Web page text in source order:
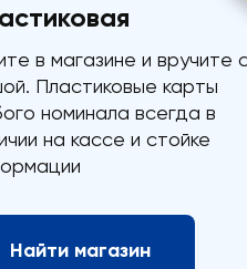
в магазине и вручите
Пластиковые карты
номинала всегда в
на кассе и стойке
Найти магазин